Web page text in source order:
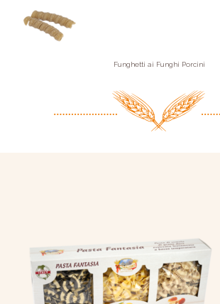
Funghetti ai Funghi Porcini